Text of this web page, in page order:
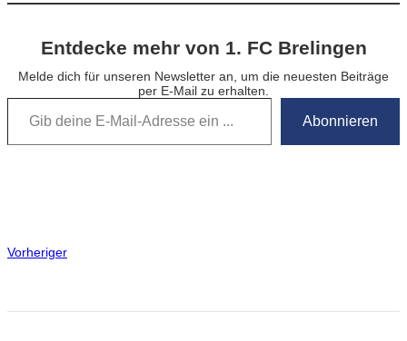
Entdecke mehr von 1. FC Brelingen
Melde dich für unseren Newsletter an, um die neuesten Beiträge
per E-Mail zu erhalten.
Gib deine E-Mail-Adresse ein …
Abonnieren
Vorheriger